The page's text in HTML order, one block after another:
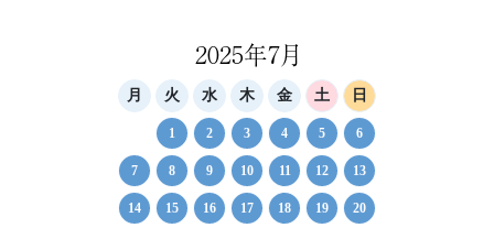
2025年7月
月 火 水 木 金 土 日
1 2 3 4 5 6
7 8 9 10 11 12 13
14 15 16 17 18 19 20